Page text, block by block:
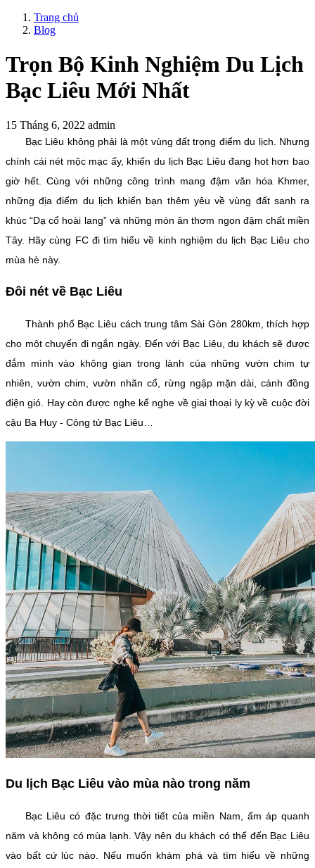
Trang chủ
Blog
Trọn Bộ Kinh Nghiệm Du Lịch
Bạc Liêu Mới Nhất
15 Tháng 6, 2022 admin
Bạc Liêu không phải là một vùng đất trọng điểm du lịch. Nhưng
chính cái nét mộc mạc ấy, khiến du lịch Bạc Liêu đang hot hơn bao
giờ hết. Cùng với những công trình mang đậm văn hóa Khmer,
những địa điểm du lịch khiến bạn thêm yêu về vùng đất sanh ra
khúc “Dạ cổ hoài lang” và những món ăn thơm ngon đậm chất miền
Tây. Hãy cùng FC đi tìm hiểu về kinh nghiệm du lịch Bạc Liêu cho
mùa hè này.
Đôi nét về Bạc Liêu
Thành phố Bạc Liêu cách trung tâm Sài Gòn 280km, thích hợp
cho một chuyến đi ngắn ngày. Đến với Bạc Liêu, du khách sẽ được
đắm mình vào không gian trong lành của những vườn chim tự
nhiên, vườn chim, vườn nhãn cổ, rừng ngập mặn dài, cánh đồng
điện gió. Hay còn được nghe kể nghe về giai thoại ly kỳ về cuộc đời
cậu Ba Huy - Công tử Bạc Liêu…
Du lịch Bạc Liêu vào mùa nào trong năm
Bạc Liêu có đặc trưng thời tiết của miền Nam, ấm áp quanh
năm và không có mùa lạnh. Vậy nên du khách có thể đến Bạc Liêu
vào bất cứ lúc nào. Nếu muốn khám phá và tìm hiểu về những